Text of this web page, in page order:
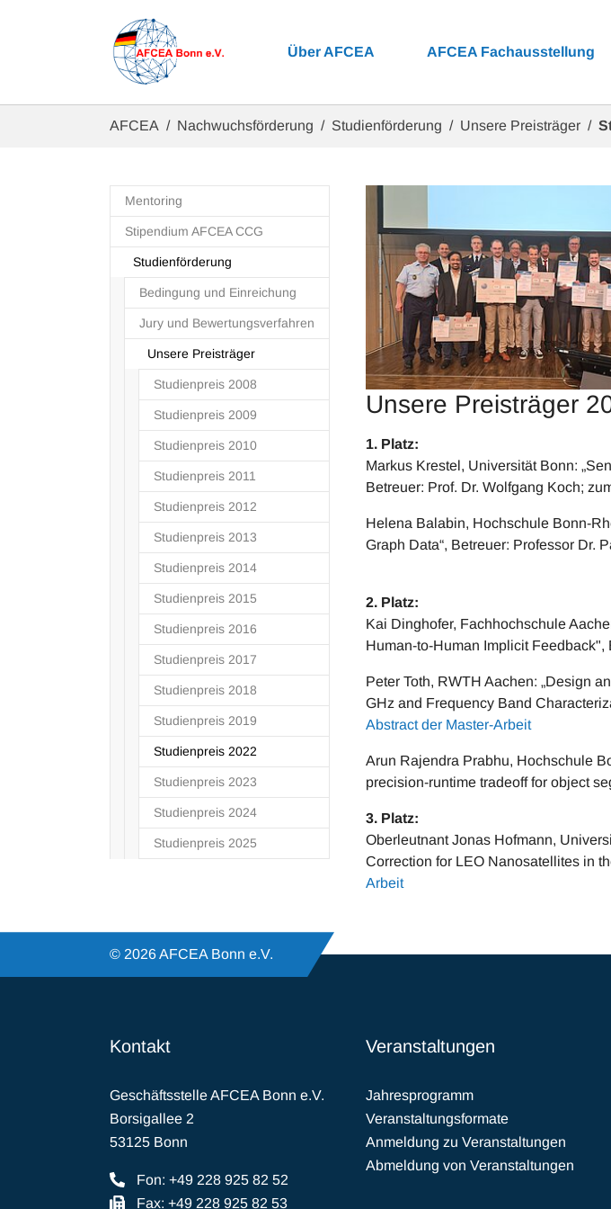
Über AFCEA AFCEA Fachausstellung
AFCEA Nachwuchsförderung Studienförderung Unsere Preisträger
Mentoring
Stipendium AFCEA CCG
Studienförderung
Bedingung und Einreichung
Jury und Bewertungsverfahren
Unsere Preisträger
Studienpreis 2008
Studienpreis 2009
Studienpreis 2010
Studienpreis 2011
Studienpreis 2012
Studienpreis 2013
Studienpreis 2014
Studienpreis 2015
Studienpreis 2016
Studienpreis 2017
Studienpreis 2018
Studienpreis 2019
Studienpreis 2022
Studienpreis 2023
Studienpreis 2024
Studienpreis 2025
Unsere Preisträger
1. Platz:
Markus Krestel, Universität Bonn:
Betreuer: Prof. Dr. Wolfgang Koch;
Helena Balabin, Hochschule Bonn-
Graph Data“, Betreuer: Professor Dr.
2. Platz:
Kai Dinghofer, Fachhochschule
Human-to-Human Implicit
Peter Toth, RWTH Aachen: „Design
GHz and Frequency Band
Abstract der Master-Arbeit
Arun Rajendra Prabhu, Hochschule
precision-runtime tradeoff for object
3. Platz:
Oberleutnant Jonas Hofmann,
Correction for LEO Nanosatellites in
Arbeit
© 2026 AFCEA Bonn e.V.
Kontakt
Geschäftsstelle AFCEA Bonn e.V.
Borsigallee 2
53125 Bonn
Fon: +49 228 925 82 52
Fax: +49 228 925 82 53
Veranstaltungen
Jahresprogramm
Veranstaltungsformate
Anmeldung zu Veranstaltungen
Abmeldung von Veranstaltungen